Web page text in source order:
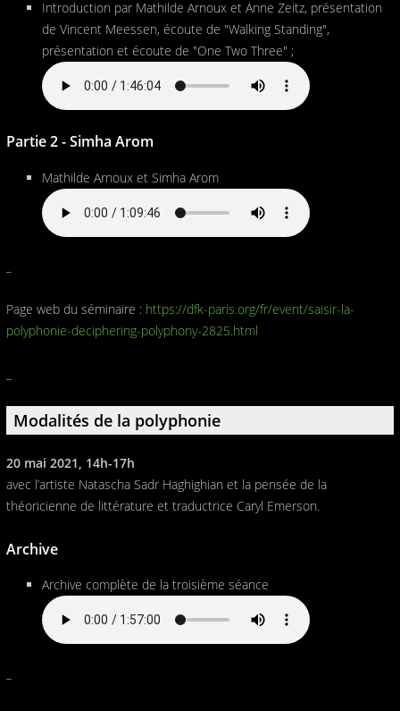
Introduction par Mathilde Arnoux et Anne Zeitz, présentation
de Vincent Meessen, écoute de "Walking Standing",
présentation et écoute de "One Two Three" ;
Partie 2 - Simha Arom
Mathilde Arnoux et Simha Arom
Page web du séminaire : https://dfk-paris.org/fr/event/saisir-la-
polyphonie-deciphering-polyphony-2825.html
Modalités de la polyphonie
20 mai 2021, 14h-17h
avec l’artiste Natascha Sadr Haghighian et la pensée de la
théoricienne de littérature et traductrice Caryl Emerson.
Archive
Archive complète de la troisième séance